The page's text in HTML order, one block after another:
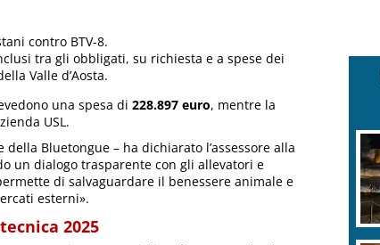
contro BTV-8.
tra gli obbligati, su richiesta e a spese dei
Valle d’Aosta.
una spesa di 228.897 euro, mentre la
USL.
Bluetongue – ha dichiarato l’assessore alla
un dialogo trasparente con gli allevatori e
di salvaguardare il benessere animale e
esterni».
2025